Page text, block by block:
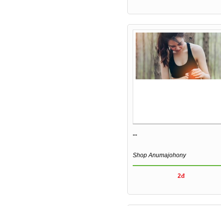
...
Shop Anumajohony
2đ